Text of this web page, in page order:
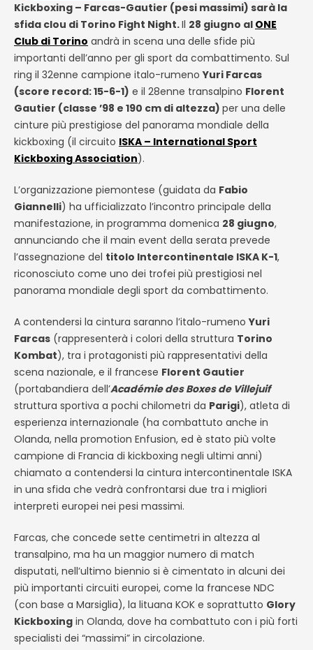
Kickboxing – Farcas-Gautier (pesi massimi) sarà la
sfida clou di Torino Fight Night.Il 28 giugno al ONE
Club di Torino andrà in scena una delle sfide più
importanti dell’anno per gli sport da combattimento. Sul
ring il 32enne campione italo-rumenoYuri Farcas
(score record: 15-6-1) e il 28enne transalpino Florent
Gautier (classe ’98 e 190 cm di altezza) per una delle
cinture più prestigiose del panorama mondiale della
kickboxing (il circuito ISKA – International Sport
Kickboxing Association).
L’organizzazione piemontese (guidata da Fabio
Giannelli) ha ufficializzato l’incontro principale della
manifestazione, in programma domenica 28 giugno,
annunciando che il main event della serata prevede
l’assegnazione del titolo Intercontinentale ISKA K-1,
riconosciuto come uno dei trofei più prestigiosi nel
panorama mondiale degli sport da combattimento.
A contendersi la cintura saranno l’italo-rumenoYuri
Farcas (rappresenterà i colori della struttura Torino
Kombat), tra i protagonisti più rappresentativi della
scena nazionale, e il francese Florent Gautier
(portabandiera dell’Académie des Boxes de Villejuif
struttura sportiva a pochi chilometri da Parigi), atleta di
esperienza internazionale (ha combattuto anche in
Olanda, nella promotion Enfusion, ed è stato più volte
campione di Francia di kickboxing negli ultimi anni)
chiamato a contendersi la cintura intercontinentale ISKA
in una sfida che vedrà confrontarsi due tra i migliori
interpreti europei nei pesi massimi.
Farcas, che concede sette centimetri in altezza al
transalpino, ma ha un maggior numero di match
disputati, nell’ultimo biennio si è cimentato in alcuni dei
più importanti circuiti europei, come la francese NDC
(con base a Marsiglia), la lituana KOK e soprattutto Glory
Kickboxing in Olanda, dove ha combattuto con i più forti
specialisti dei “massimi” in circolazione.